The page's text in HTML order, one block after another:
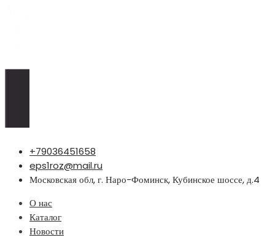
Перейти
содержимому
+79036451658
eps1roz@mail.ru
Московская обл, г. Наро-Фоминск, Кубинское шоссе, д.4
О нас
Каталог
Новости